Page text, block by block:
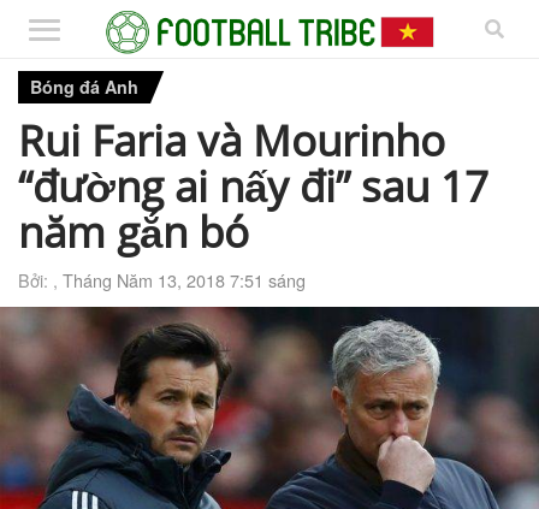
Bóng đá Anh
Rui Faria và Mourinho
“đường ai nấy đi” sau 17
năm gắn bó
Bởi: , Tháng Năm 13, 2018 7:51 sáng